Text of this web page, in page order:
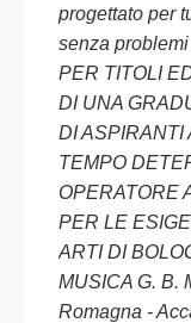
progettato per
senza
PER TITOLI
DI UNA
DI ASPIRANTI
TEMPO
OPERATORE
PER LE
ARTI DI
MUSICA G. B.
Romagna -